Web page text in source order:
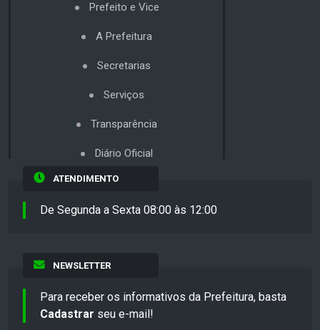
Prefeito e Vice
A Prefeitura
Secretarias
Serviços
Transparência
Diário Oficial
ATENDIMENTO
De Segunda a Sexta 08:00 às 12:00
NEWSLETTER
Para receber os informativos da Prefeitura, basta
Cadastrar seu e-mail!